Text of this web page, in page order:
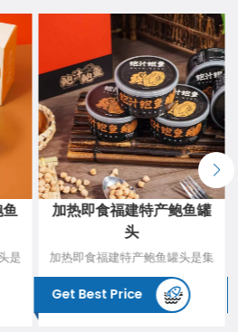
是
加热即食福建特产鲍鱼罐
头
加热即食福建特产鲍鱼罐头是集
美味与方便于一体的海鲜佳肴。
每只鲍鱼均经过特殊加工，搭配
Get Best Price